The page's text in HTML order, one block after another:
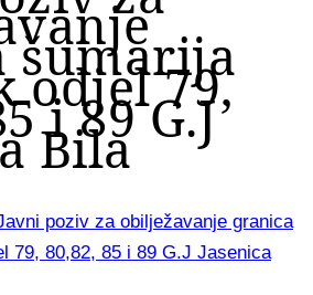
šumarija
odjel 79,
i 89 G.J
Bila
poziv za obilježavanje granica
79, 80,82, 85 i 89 G.J Jasenica